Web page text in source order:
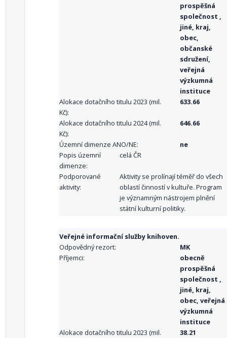
prospěšná
společnost ,
jiné, kraj,
obec,
občanské
sdružení,
veřejná
výzkumná
instituce
Alokace dotačního titulu 2023 (mil.
Kč):
633.66
Alokace dotačního titulu 2024 (mil.
Kč):
646.66
Územní dimenze ANO/NE:
ne
Popis územní
dimenze:
celá ČR
Podporované
aktivity:
Aktivity se prolínají téměř do všech
oblastí činností v kultuře. Program
je významným nástrojem plnění
státní kulturní politiky.
Veřejné informační služby knihoven.
Odpovědný rezort:
MK
Příjemci:
obecně
prospěšná
společnost ,
jiné, kraj,
obec, veřejná
výzkumná
instituce
Alokace dotačního titulu 2023 (mil.
38.21